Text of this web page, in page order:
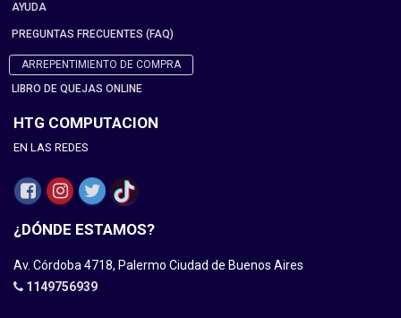
AYUDA
PREGUNTAS FRECUENTES (FAQ)
ARREPENTIMIENTO DE COMPRA
LIBRO DE QUEJAS ONLINE
HTG COMPUTACION
EN LAS REDES
¿DÓNDE ESTAMOS?
Av. Córdoba 4718, Palermo Ciudad de Buenos Aires
1149756939